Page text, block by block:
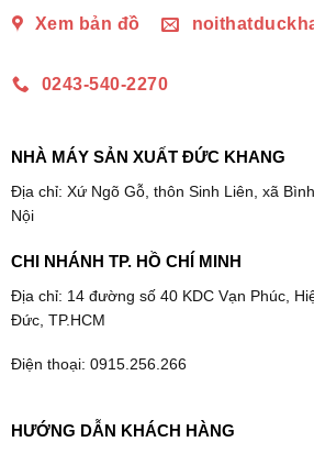
Xem bản đồ
0243-540-2270
NHÀ MÁY SẢN XUẤT ĐỨC KHANG
Địa chỉ: Xứ Ngõ Gỗ, thôn Sinh Liên, xã
Nội
CHI NHÁNH TP. HỒ CHÍ MINH
Địa chỉ: 14 đường số 40 KDC Vạn Phúc,
Đức, TP.HCM
Điện thoại: 0915.256.266
HƯỚNG DẪN KHÁCH HÀNG